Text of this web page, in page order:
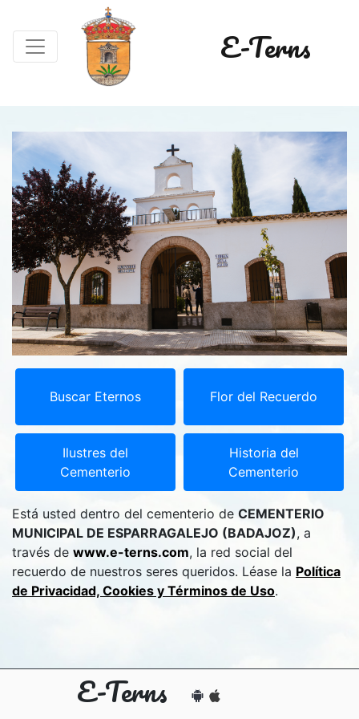
E-Terns
Buscar Eternos Flor del Recuerdo
Ilustres del
Cementerio
Historia del
Cementerio
Está usted dentro del cementerio de CEMENTERIO
MUNICIPAL DE ESPARRAGALEJO (BADAJOZ), a
través de www.e-terns.com, la red social del
recuerdo de nuestros seres queridos. Léase la Política
de Privacidad, Cookies y Términos de Uso.
E-Terns